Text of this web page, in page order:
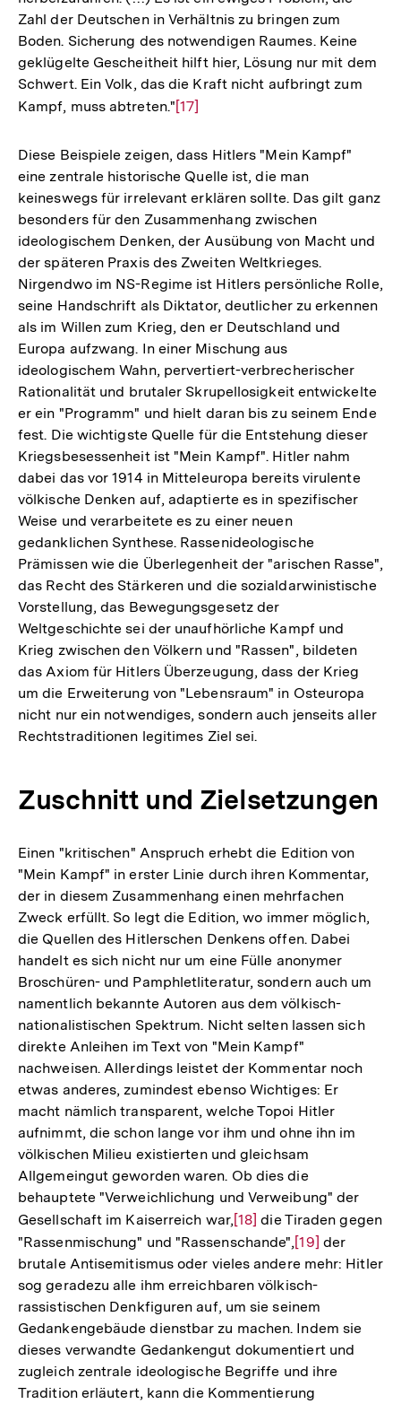
Zahl der Deutschen in Verhältnis zu bringen zum
Boden. Sicherung des notwendigen Raumes. Keine
geklügelte Gescheitheit hilft hier, Lösung nur mit dem
Schwert. Ein Volk, das die Kraft nicht aufbringt zum
Kampf, muss abtreten."Zur
der
Fußnote
[17]
Diese Beispiele zeigen, dass Hitlers "Mein Kampf"
eine zentrale historische Quelle ist, die man
keineswegs für irrelevant erklären sollte. Das gilt ganz
besonders für den Zusammenhang zwischen
ideologischem Denken, der Ausübung von Macht und
der späteren Praxis des Zweiten Weltkrieges.
Nirgendwo im NS-Regime ist Hitlers persönliche Rolle,
seine Handschrift als Diktator, deutlicher zu erkennen
als im Willen zum Krieg, den er Deutschland und
Europa aufzwang. In einer Mischung aus
ideologischem Wahn, pervertiert-verbrecherischer
Rationalität und brutaler Skrupellosigkeit entwickelte
er ein "Programm" und hielt daran bis zu seinem Ende
fest. Die wichtigste Quelle für die Entstehung dieser
Kriegsbesessenheit ist "Mein Kampf". Hitler nahm
dabei das vor 1914 in Mitteleuropa bereits virulente
völkische Denken auf, adaptierte es in spezifischer
Weise und verarbeitete es zu einer neuen
gedanklichen Synthese. Rassenideologische
Prämissen wie die Überlegenheit der "arischen Rasse",
das Recht des Stärkeren und die sozialdarwinistische
Vorstellung, das Bewegungsgesetz der
Weltgeschichte sei der unaufhörliche Kampf und
Krieg zwischen den Völkern und "Rassen", bildeten
das Axiom für Hitlers Überzeugung, dass der Krieg
um die Erweiterung von "Lebensraum" in Osteuropa
nicht nur ein notwendiges, sondern auch jenseits aller
Rechtstraditionen legitimes Ziel sei.
Zuschnitt und Zielsetzungen
Einen "kritischen" Anspruch erhebt die Edition von
"Mein Kampf" in erster Linie durch ihren Kommentar,
der in diesem Zusammenhang einen mehrfachen
Zweck erfüllt. So legt die Edition, wo immer möglich,
die Quellen des Hitlerschen Denkens offen. Dabei
handelt es sich nicht nur um eine Fülle anonymer
Broschüren- und Pamphletliteratur, sondern auch um
namentlich bekannte Autoren aus dem völkisch-
nationalistischen Spektrum. Nicht selten lassen sich
direkte Anleihen im Text von "Mein Kampf"
nachweisen. Allerdings leistet der Kommentar noch
etwas anderes, zumindest ebenso Wichtiges: Er
macht nämlich transparent, welche Topoi Hitler
aufnimmt, die schon lange vor ihm und ohne ihn im
völkischen Milieu existierten und gleichsam
Allgemeingut geworden waren. Ob dies die
behauptete "Verweichlichung und Verweibung" der
Gesellschaft im Kaiserreich war,Zur
Auflösung
der
Fußnote
[18] die Tiraden gegen
"Rassenmischung" und "Rassenschande",Zur
Auflösung
der
Fußnote
[19] der
brutale Antisemitismus oder vieles andere mehr: Hitler
sog geradezu alle ihm erreichbaren völkisch-
rassistischen Denkfiguren auf, um sie seinem
Gedankengebäude dienstbar zu machen. Indem sie
dieses verwandte Gedankengut dokumentiert und
zugleich zentrale ideologische Begriffe und ihre
Tradition erläutert, kann die Kommentierung